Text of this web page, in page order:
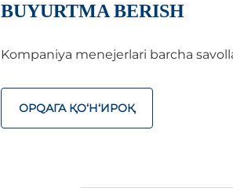
BUYURTMA BERISH
Kompaniya menejerlari barcha
ОРQАГА ҚO‘Н‘ИРОҚ